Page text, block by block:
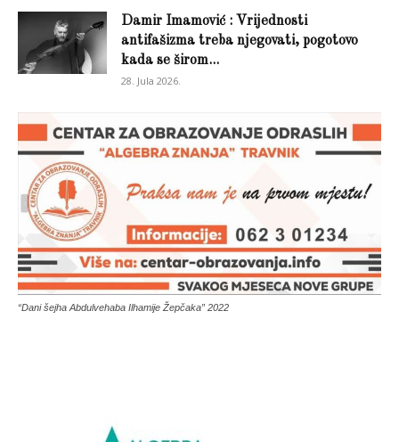
Damir Imamović : Vrijednosti
antifašizma treba njegovati, pogotovo
kada se širom...
28. Jula 2026.
“Dani šejha Abdulvehaba Ilhamije Žepčaka” 2022